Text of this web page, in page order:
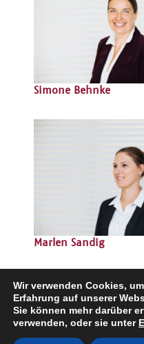
Simone Behnke
Marlen Sandig
Wir verwenden Cookies,
Erfahrung auf unserer
Sie können mehr darüber
verwenden, oder sie unter